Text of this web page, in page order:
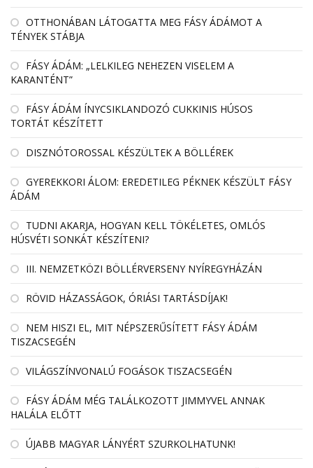
OTTHONÁBAN LÁTOGATTA MEG FÁSY ÁDÁMOT A
TÉNYEK STÁBJA
FÁSY ÁDÁM: „LELKILEG NEHEZEN VISELEM A
KARANTÉNT”
FÁSY ÁDÁM ÍNYCSIKLANDOZÓ CUKKINIS HÚSOS
TORTÁT KÉSZÍTETT
DISZNÓTOROSSAL KÉSZÜLTEK A BÖLLÉREK
GYEREKKORI ÁLOM: EREDETILEG PÉKNEK KÉSZÜLT FÁSY
ÁDÁM
TUDNI AKARJA, HOGYAN KELL TÖKÉLETES, OMLÓS
HÚSVÉTI SONKÁT KÉSZÍTENI?
III. NEMZETKÖZI BÖLLÉRVERSENY NYÍREGYHÁZÁN
RÖVID HÁZASSÁGOK, ÓRIÁSI TARTÁSDÍJAK!
NEM HISZI EL, MIT NÉPSZERŰSÍTETT FÁSY ÁDÁM
TISZACSEGÉN
VILÁGSZÍNVONALÚ FOGÁSOK TISZACSEGÉN
FÁSY ÁDÁM MÉG TALÁLKOZOTT JIMMYVEL ANNAK
HALÁLA ELŐTT
ÚJABB MAGYAR LÁNYÉRT SZURKOLHATUNK!